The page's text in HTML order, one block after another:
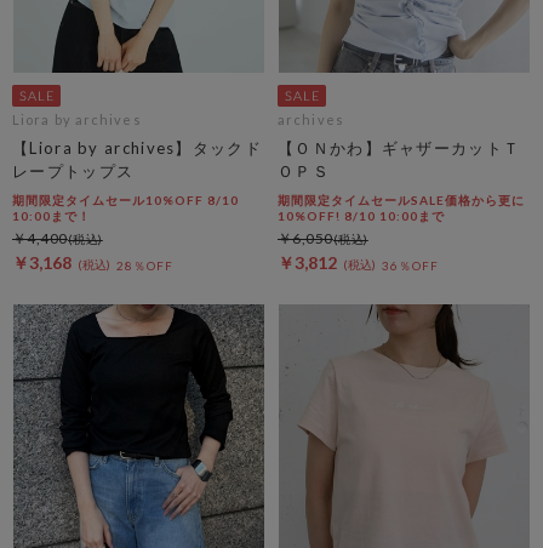
Liora by archives
【Liora by archives】タックド
レープトップス
期間限定タイムセール10%OFF 8/10
10:00まで！
￥3,168 28％OFF
￥4,400
archives
【ＯＮかわ】ギャザーカットＴ
ＯＰＳ
期間限定タイムセールSALE価格から更に
10%OFF! 8/10 10:00まで
￥3,812 36％OFF
￥6,050